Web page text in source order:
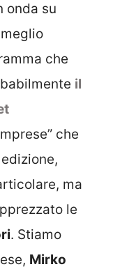
onda su
che
il
che
ma
le
. Stiamo
Mirko